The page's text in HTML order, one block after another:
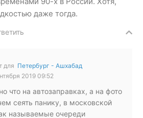
даже тогда.
для Петербург - Ашхабад
2019 09:52
что на автозаправках, а на фото
сеять панику, в московской
называемые очереди